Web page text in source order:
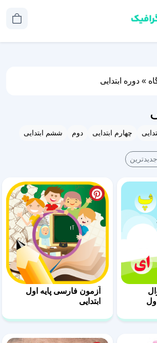
» دوره ابتدایی
چهارم ابتدایی دوم ششم ابتدایی
جدیدترین
آزمون فارسی پایه اول
ابتدایی